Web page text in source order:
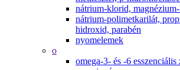
nátrium-klorid,
nátrium-polimetkarilát,
hidroxid, parabén
nyomelemek
o
omega-3- és -6 esszenciális